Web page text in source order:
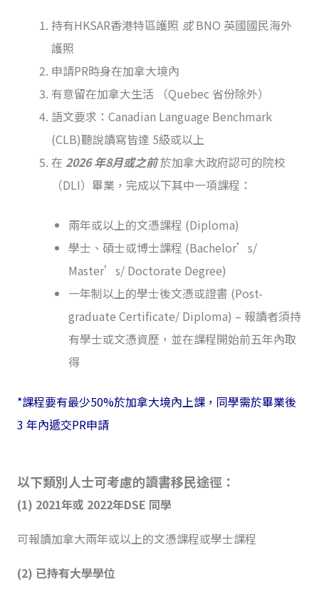
持有HKSAR香港特區護照 或BNO 英國國民海外
護照
申請PR時身在加拿大境內
有意留在加拿大生活 （Quebec 省份除外）
語文要求：Canadian Language Benchmark
(CLB)聽說讀寫皆達 5級或以上
在 2026 年8月或之前於加拿大政府認可的院校
（DLI）畢業，完成以下其中一項課程：
兩年或以上的文憑課程 (Diploma)
學士、碩士或博士課程 (Bachelor’s/
Master’s/ Doctorate Degree)
一年制以上的學士後文憑或證書 (Post-
graduate Certificate/ Diploma) – 報讀者須持
有學士或文憑資歷，並在課程開始前五年內取
得
*課程要有最少50%於加拿大境內上課，同學需於畢業後
3 年內遞交PR申請
以下類別人士可考慮的讀書移民途徑：
(1) 2021年或 2022年DSE 同學
可報讀加拿大兩年或以上的文憑課程或學士課程
(2) 已持有大學學位